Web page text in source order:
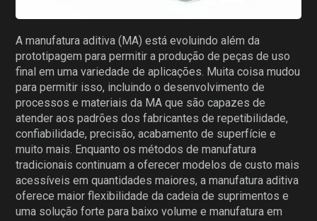
A manufatura aditiva (MA) está evoluindo além da
prototipagem para permitir a produção de peças de uso
final em uma variedade de aplicações. Muita coisa mudou
para permitir isso, incluindo o desenvolvimento de
processos e materiais da MA que são capazes de
atender aos padrões dos fabricantes de repetibilidade,
confiabilidade, precisão, acabamento de superfície e
muito mais. Enquanto os métodos de manufatura
tradicionais continuam a oferecer modelos de custo mais
acessíveis em quantidades maiores, a manufatura aditiva
oferece maior flexibilidade da cadeia de suprimentos e
uma solução forte para baixo volume e manufatura em